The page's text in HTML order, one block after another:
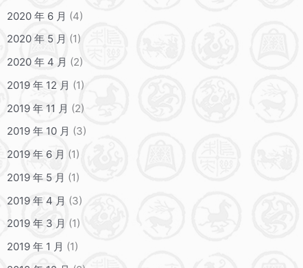
2020 年 6 月 (4)
2020 年 5 月 (1)
2020 年 4 月 (2)
2019 年 12 月 (1)
2019 年 11 月 (2)
2019 年 10 月 (3)
2019 年 6 月 (1)
2019 年 5 月 (1)
2019 年 4 月 (3)
2019 年 3 月 (1)
2019 年 1 月 (1)